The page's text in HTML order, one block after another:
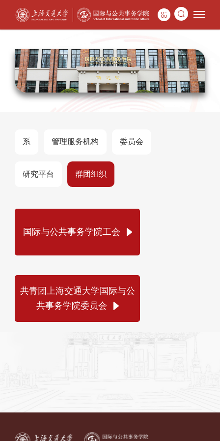
系 管理服务机构 委员会
研究平台 群团组织
国际与公共事务学院工会
共青团上海交通大学国际与公
共事务学院委员会